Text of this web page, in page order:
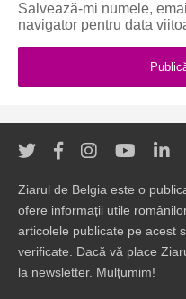
Salvează-mi numele,
navigator pentru data
Ziarul de Belgia este o
ofere informații utile
articolele publicate pe acest
verificate. Dacă vă place
la newsletter. Mulțumim!